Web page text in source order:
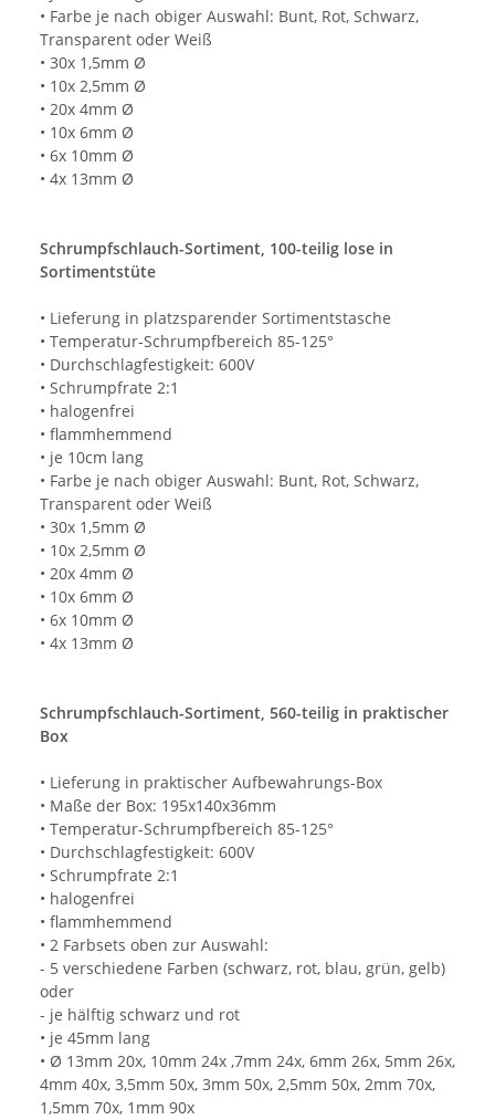
• Farbe je nach obiger Auswahl: Bunt, Rot, Schwarz,
Transparent oder Weiß
• 30x 1,5mm Ø
• 10x 2,5mm Ø
• 20x 4mm Ø
• 10x 6mm Ø
• 6x 10mm Ø
• 4x 13mm Ø
Schrumpfschlauch-Sortiment, 100-teilig lose in
Sortimentstüte
• Lieferung in platzsparender Sortimentstasche
• Temperatur-Schrumpfbereich 85-125°
• Durchschlagfestigkeit: 600V
• Schrumpfrate 2:1
• halogenfrei
• flammhemmend
• je 10cm lang
• Farbe je nach obiger Auswahl: Bunt, Rot, Schwarz,
Transparent oder Weiß
• 30x 1,5mm Ø
• 10x 2,5mm Ø
• 20x 4mm Ø
• 10x 6mm Ø
• 6x 10mm Ø
• 4x 13mm Ø
Schrumpfschlauch-Sortiment, 560-teilig in praktischer
Box
• Lieferung in praktischer Aufbewahrungs-Box
• Maße der Box: 195x140x36mm
• Temperatur-Schrumpfbereich 85-125°
• Durchschlagfestigkeit: 600V
• Schrumpfrate 2:1
• halogenfrei
• flammhemmend
• 2 Farbsets oben zur Auswahl:
- 5 verschiedene Farben (schwarz, rot, blau, grün, gelb)
oder
- je hälftig schwarz und rot
• je 45mm lang
• Ø 13mm 20x, 10mm 24x ,7mm 24x, 6mm 26x, 5mm 26x,
4mm 40x, 3,5mm 50x, 3mm 50x, 2,5mm 50x, 2mm 70x,
1,5mm 70x, 1mm 90x